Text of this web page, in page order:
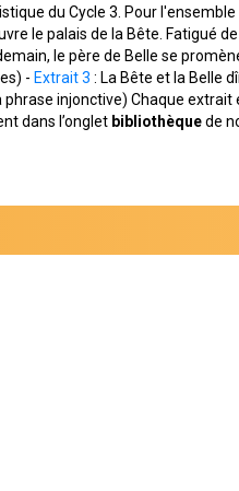
du Cycle 3. Pour
le palais de la Bête. Fatigué
le père de Belle se
- Extrait 3 : La Bête et la Belle
injonctive) Chaque
dans l’onglet bibliothèquede